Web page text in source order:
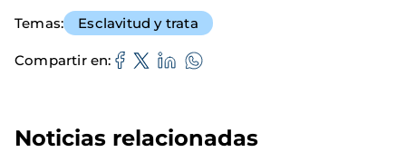
Temas Esclavitud y trata
Compartir en
Noticias relacionadas